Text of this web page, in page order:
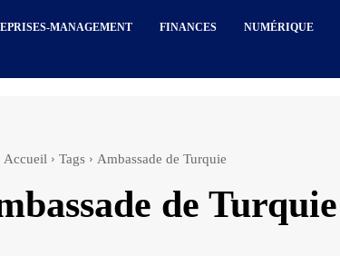
MANAGEMENT FINANCES NUMÉRIQUE
Accueil Tags Ambassade de Turquie
de Turquie